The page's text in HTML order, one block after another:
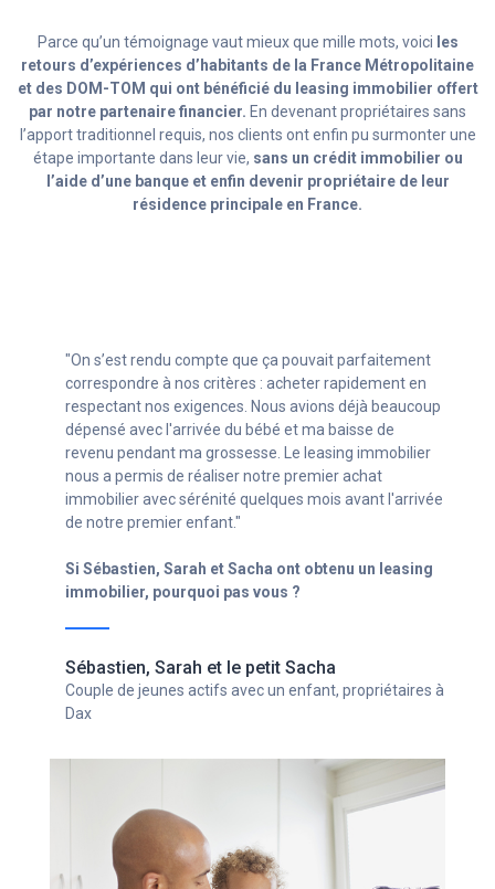
Parce qu’un témoignage vaut mieux que mille mots, voici les
retours d’expériences d’habitants de la France Métropolitaine
et des DOM-TOM qui ont bénéficié du leasing immobilier offert
par notre partenaire financier. En devenant propriétaires sans
l’apport traditionnel requis, nos clients ont enfin pu surmonter une
étape importante dans leur vie, sans un crédit immobilier ou
l’aide d’une banque et enfin devenir propriétaire de leur
résidence principale en France.
"Avec mon statut d’indépendant (autoentrepreneur)
c’était compliqué de trouver un crédit. Grâce aux
conseillers de la société de leasing immobilier, je n’ai
pas eu à repousser mon projet immobilier et enfin pu
avoir mon chez moi, sans avoir à renoncer à mon
entreprise en croissance !"
Si Ghislain a obtenu un leasing immobilier, pourquoi
propriétaire à Bordeaux